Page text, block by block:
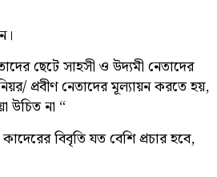
ছেটে সাহসী ও উদ্যমী নেতাদের
প্রবীণ নেতাদের মূল্যায়ন করতে হয়,
উচিত না “
বিবৃতি যত বেশি প্রচার হবে,